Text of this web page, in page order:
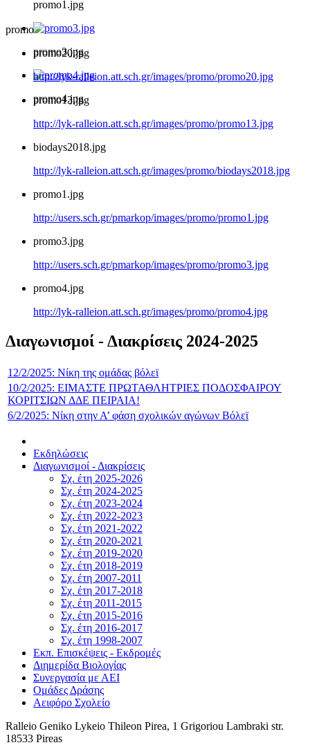
promo1.jpg
promo3.jpg
promo4.jpg
promo
promo20.jpg
http://lyk-ralleion.att.sch.gr/images/promo/promo20.jpg
promo13.jpg
http://lyk-ralleion.att.sch.gr/images/promo/promo13.jpg
biodays2018.jpg
http://lyk-ralleion.att.sch.gr/images/promo/biodays2018.jpg
promo1.jpg
http://users.sch.gr/pmarkop/images/promo/promo1.jpg
promo3.jpg
http://users.sch.gr/pmarkop/images/promo/promo3.jpg
promo4.jpg
http://lyk-ralleion.att.sch.gr/images/promo/promo4.jpg
Διαγωνισμοί - Διακρίσεις 2024-2025
12/2/2025: Νίκη της ομάδας βόλεϊ
10/2/2025: ΕΙΜΑΣΤΕ ΠΡΩΤΑΘΛΗΤΡΙΕΣ ΠΟΔΟΣΦΑΙΡΟΥ
ΚΟΡΙΤΣΙΩΝ ΔΔΕ ΠΕΙΡΑΙΑ!
6/2/2025: Νίκη στην Α’ φάση σχολικών αγώνων Βόλεϊ
Εκδηλώσεις
Διαγωνισμοί - Διακρίσεις
Σχ. έτη 2025-2026
Σχ. έτη 2024-2025
Σχ. έτη 2023-2024
Σχ. έτη 2022-2023
Σχ. έτη 2021-2022
Σχ. έτη 2020-2021
Σχ. έτη 2019-2020
Σχ. έτη 2018-2019
Σχ. έτη 2007-2011
Σχ. έτη 2017-2018
Σχ. έτη 2011-2015
Σχ. έτη 2015-2016
Σχ. έτη 2016-2017
Σχ. έτη 1998-2007
Εκπ. Επισκέψεις - Εκδρομές
Διημερίδα Βιολογίας
Συνεργασία με ΑΕΙ
Ομάδες Δράσης
Αειφόρο Σχολείο
Ralleio Geniko Lykeio Thileon Pirea, 1 Grigoriou Lambraki str.
18533 Pireas